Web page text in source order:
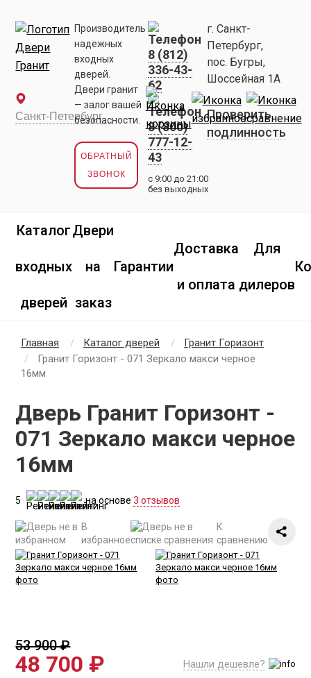
Производитель
надежных
входных
дверей.
Двери гранит
— залог вашей
безопасности.
ОБРАТНЫЙ
ЗВОНОК
8 (812)
336-43-
62
8 (800)
777-12-
43
с 9:00 до 21:00
без выходных
г. Санкт-
Петербург,
пос. Бугры,
Шоссейная 1А
Проверить
подлинность
Каталог
входных
дверей
Двери
на
заказ
Гарантии
Доставка
и оплата
Для
дилеров
Главная Каталог дверей
Гранит Горизонт
Гранит Горизонт - 071 Зеркало макси черное
16мм
Дверь Гранит Горизонт -
071 Зеркало макси черное
16мм
5 на основе3 отзывов
В
избранное
К
сравнению
53 900 ₽
48 700 ₽ Нашли дешевле?